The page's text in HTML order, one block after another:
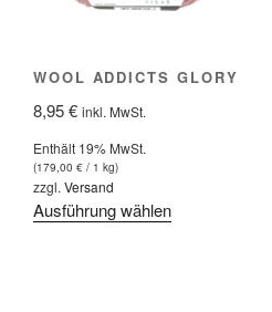
WOOL ADDICTS GLORY
8,95€ inkl. MwSt.
Enthält 19% MwSt.
(179,00 €/ 1 kg)
zzgl. Versand
Ausführung wählenDieses